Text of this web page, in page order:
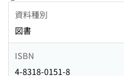
資料種別
図書
ISBN
4-8318-0151-8